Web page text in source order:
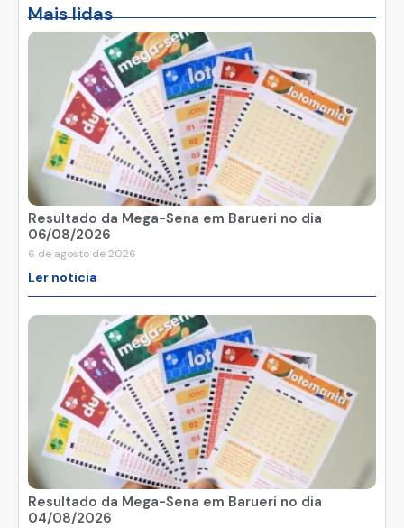
Mais lidas
Resultado da Mega-Sena em Barueri no dia
06/08/2026
6 de agosto de 2026
Ler noticia
Resultado da Mega-Sena em Barueri no dia
04/08/2026